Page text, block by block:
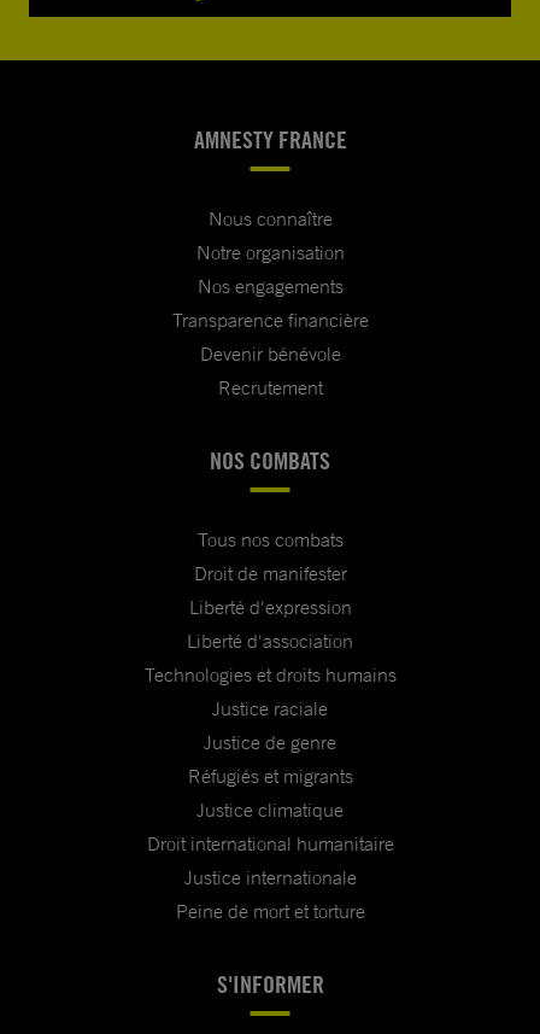
AMNESTY FRANCE
Nous connaître
Notre organisation
Nos engagements
Transparence financière
Devenir bénévole
Recrutement
NOS COMBATS
Tous nos combats
Droit de manifester
Liberté d'expression
Liberté d'association
Technologies et droits humains
Justice raciale
Justice de genre
Réfugiés et migrants
Justice climatique
Droit international humanitaire
Justice internationale
Peine de mort et torture
S'INFORMER